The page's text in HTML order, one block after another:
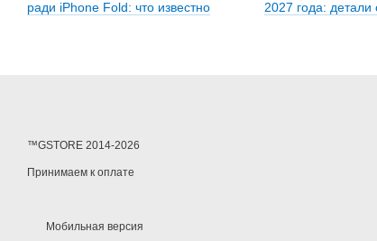
ради iPhone Fold: что известно
2027 года:
™GSTORE 2014-2026
Принимаем к оплате
Мобильная версия